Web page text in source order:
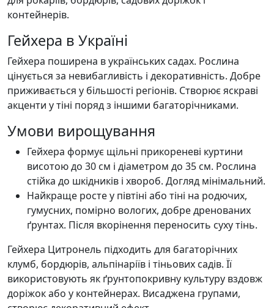
контейнерів.
Гейхера в Україні
Гейхера поширена в українських садах. Рослина
цінується за невибагливість і декоративність. Добре
приживається у більшості регіонів. Створює яскраві
акценти у тіні поряд з іншими багаторічниками.
Умови вирощування
Гейхера формує щільні прикореневі куртини
висотою до 30 см і діаметром до 35 см. Рослина
стійка до шкідників і хвороб. Догляд мінімальний.
Найкраще росте у півтіні або тіні на родючих,
гумусних, помірно вологих, добре дренованих
ґрунтах. Після вкорінення переносить суху тінь.
Гейхера Цитронель підходить для багаторічних
клумб, бордюрів, альпінаріїв і тіньових садів. Її
використовують як ґрунтопокривну культуру вздовж
доріжок або у контейнерах. Висаджена групами,